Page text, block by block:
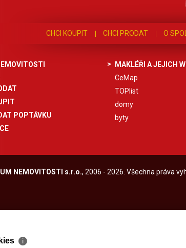
CHCI KOUPIT CHCI PRODAT O
POPTÁVKU
MAKLÉŘI A JEJICH
CeMap
TOPlist
domy
byty
NEMOVITOSTI s.r.o., 2006 - 2026. Všechna práva
ℹ